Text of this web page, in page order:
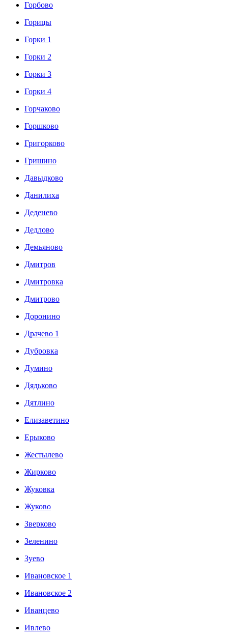
Горбово
Горицы
Горки 1
Горки 2
Горки 3
Горки 4
Горчаково
Горшково
Григорково
Гришино
Давыдково
Данилиха
Деденево
Дедлово
Демьяново
Дмитров
Дмитровка
Дмитрово
Доронино
Драчево 1
Дубровка
Думино
Дядьково
Дятлино
Елизаветино
Ерыково
Жестылево
Жирково
Жуковка
Жуково
Зверково
Зеленино
Зуево
Ивановское 1
Ивановское 2
Иванцево
Ивлево